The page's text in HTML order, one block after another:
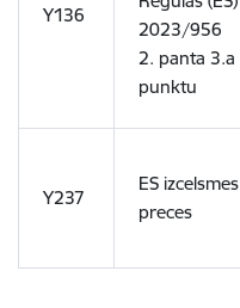
Y136
2023/956
2. panta 3.a
punktu
Y237
ES izcelsmes
preces